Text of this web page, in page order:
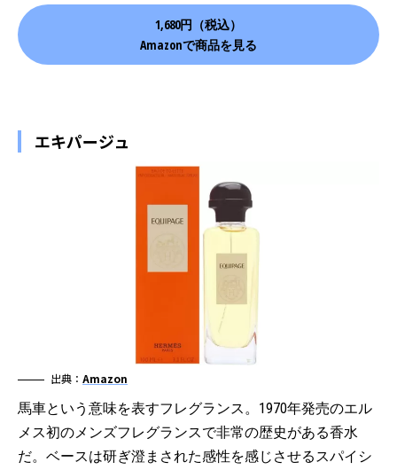
1,680円（税込）
Amazonで商品を見る
エキパージュ
出典： Amazon
馬車という意味を表すフレグランス。1970年発売のエル
メス初のメンズフレグランスで非常の歴史がある香水
だ。ベースは研ぎ澄まされた感性を感じさせるスパイシ